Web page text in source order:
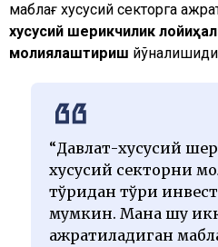
маблағ хусусий секторга
хусусий шерикчилик
молиялаштириш
“Давлат-хусусий
хусусий секторни
тўғридан тўғри
мумкин. Мана шу
ажратиладиган